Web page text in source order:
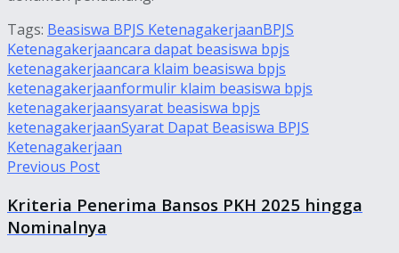
Tags: Beasiswa BPJS KetenagakerjaanBPJS
Ketenagakerjaancara dapat beasiswa bpjs
ketenagakerjaancara klaim beasiswa bpjs
ketenagakerjaanformulir klaim beasiswa bpjs
ketenagakerjaansyarat beasiswa bpjs
ketenagakerjaanSyarat Dapat Beasiswa BPJS
Ketenagakerjaan
Previous Post
Kriteria Penerima Bansos PKH 2025 hingga
Nominalnya